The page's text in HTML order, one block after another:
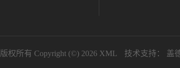
版权所有 Copyright (©) 2026 XML 技术支持： 盖